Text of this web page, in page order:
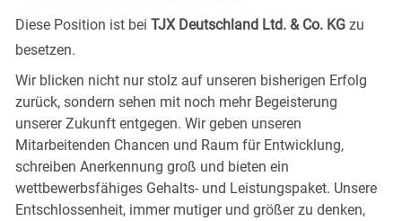
Diese Position ist bei TJX Deutschland Ltd. & Co. KG zu
besetzen.
Wir blicken nicht nur stolz auf unseren bisherigen Erfolg
zurück, sondern sehen mit noch mehr Begeisterung
unserer Zukunft entgegen. Wir geben unseren
Mitarbeitenden Chancen und Raum für Entwicklung,
schreiben Anerkennung groß und bieten ein
wettbewerbsfähiges Gehalts- und Leistungspaket. Unsere
Entschlossenheit, immer mutiger und größer zu denken,